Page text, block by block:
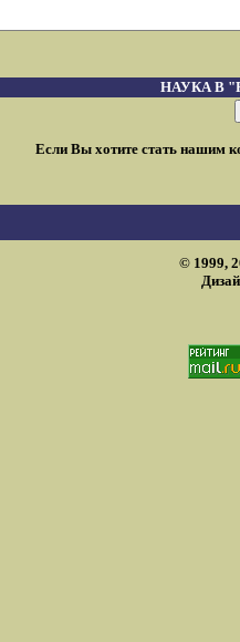
НАУКА В
Если Вы хотите стать нашим
© 1999,